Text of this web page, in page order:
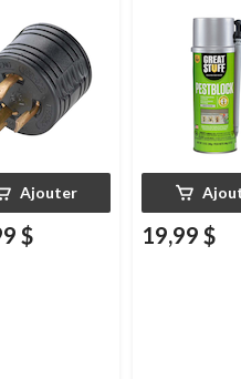
Ajouter
$
intelligent,
intérieur/
19,99 $